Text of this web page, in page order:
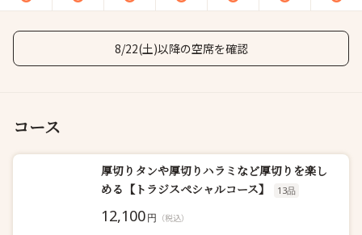
8/22(土)以降の空席を確認
コース
厚切りタンや厚切りハラミなど厚切りを楽し
める【トラジスペシャルコース】
13品
12,100円 （税込）